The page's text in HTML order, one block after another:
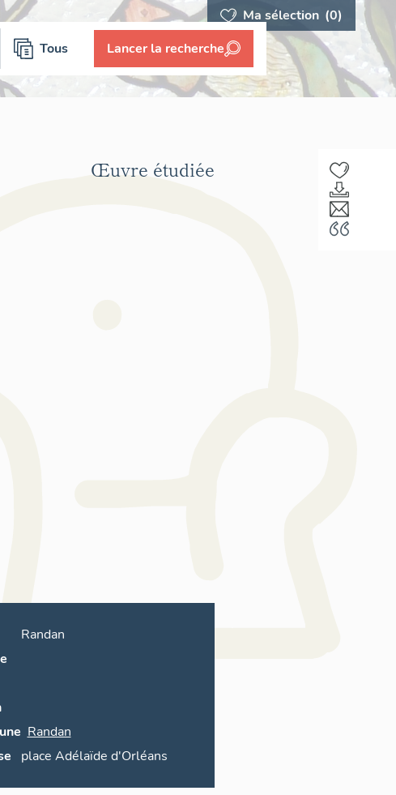
Ma sélection (0)
Tous Lancer la recherche
Œuvre étudiée
Randan
Randan
place Adélaïde d'Orléans